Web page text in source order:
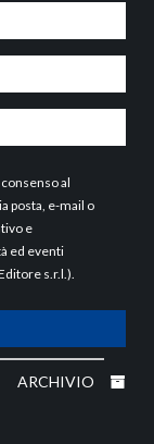
al
posta, e-mail o
e
ed eventi
s.r.l.).
ARCHIVIO